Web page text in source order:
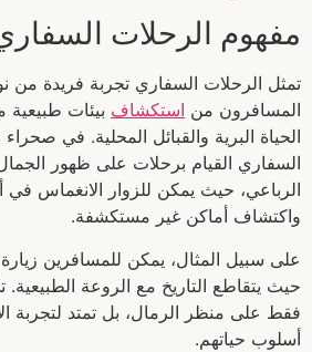
مفهوم الرحلات
تمثل الرحلات السفاري تجربة فريدة من
المسافرون من استكشاف بيئات طبيعية
الحياة البرية والقبائل المحلية. في
السفاري القيام برحلات على ظهور
الرباعي، حيث يمكن للزوار الانغماس في
واكتشاف أماكن غير مستكشفة.
على سبيل المثال، يمكن للمسافرين
حيث يتقاطع التاريخ مع الروعة الطبيعية.
فقط على منظر الرمال، بل تمتد لتجربة
أسلوب حياتهم.